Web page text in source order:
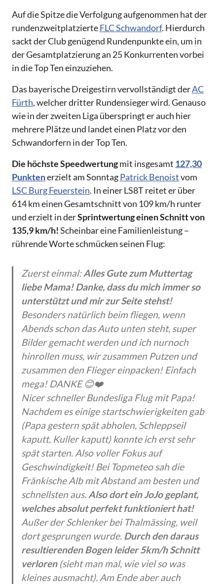
Auf die Spitze die Verfolgung aufgenommen hat der
rundenzweitplatzierteFLC Schwandorf. Hierdurch
sackt der Club genügend Rundenpunkte ein, um in
der Gesamtplatzierung an 25 Konkurrenten vorbei
in die Top Ten einzuziehen.
Das bayerische Dreigestirn vervollständigt derAC
Fürth, welcher dritter Rundensieger wird. Genauso
wie in der zweiten Liga überspringt er auch hier
mehrere Plätze und landet einen Platz vor den
Schwandorfern in der Top Ten.
Die höchste Speedwertungmit insgesamt 127,30
Punktenerzielt am SonntagPatrick Benoistvom
LSC Burg Feuerstein. In einer LS8T reitet er über
614 km einen Gesamtschnitt von 109 km/h runter
und erzielt in derSprintwertung einen Schnitt von
135,9 km/h!Scheinbar eine Familienleistung –
rührende Worte schmücken seinen Flug:
Zuerst einmal:Alles Gute zum Muttertag
liebe Mama! Danke, dass du mich immer so
unterstützt und mir zur Seite stehst!
Besonders natürlich beim fliegen, wenn
Abends schon das Auto unten steht, super
Bilder gemacht werden und ich nurnoch
hinrollen muss, wir zusammen Putzen und
zusammen den Flieger einpacken! Einfach
mega! DANKE 😊❤️
Nicer schneller Bundesliga Flug mit Papa!
Nachdem es einige startschwierigkeiten gab
(Papa gestern spät abholen, Schleppseil
kaputt, Kuller kaputt) konnte ich erst sehr
spät starten. Also voller Fokus auf
Geschwindigkeit! Bei Topmeteo sah die
Fränkische Alb mit Abstand am besten und
schnellsten aus. Also dort ein JoJo geplant,
welches absolut perfekt funktioniert hat!
Außer der Schlenker bei Thalmässing, weil
dort gesprungen wurde. Durch den daraus
resultierenden Bogen leider 5km/h Schnitt
verloren(sieht man mal, wie viel so was
kleines ausmacht). Am Ende aber auch